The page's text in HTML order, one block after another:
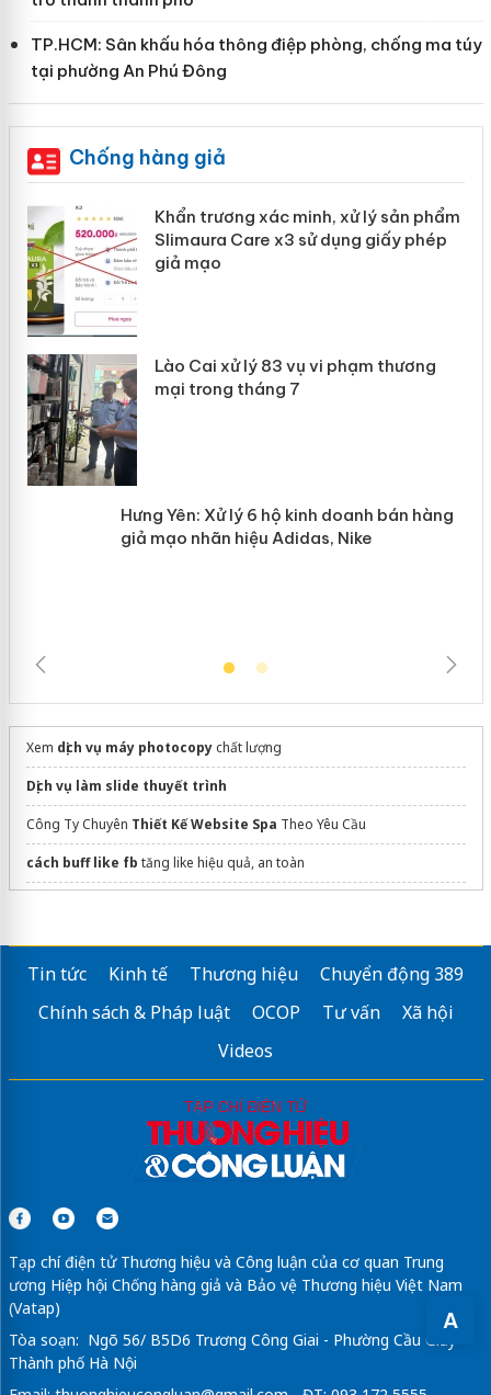
A
TP.HCM: Sân khấu hóa thông điệp phòng, chống ma túy
tại phường An Phú Đông
Chống hàng giả
Khẩn trương xác minh, xử lý sản phẩm
Slimaura Care x3 sử dụng giấy phép
giả mạo
Lào Cai xử lý 83 vụ vi phạm thương
mại trong tháng 7
Hưng Yên: Xử lý 6 hộ kinh doanh bán
hàng giả mạo nhãn hiệu Adidas, Nike
Xem dịch vụ máy photocopychất lượng
Dịch vụ làm slide thuyết trình
Công Ty Chuyên Thiết Kế Website Spa Theo Yêu Cầu
cách buff like fb tăng like hiệu quả, an toàn
Sửa máy rửa bát bosch
Tin tức Kinh tế Thương hiệu
Chuyển động 389
Chính sách & Pháp luật
OCOP Tư vấn
Xã hội
Videos
Tạp chí điện tử Thương hiệu và Công luận của cơ quan Trung
ương Hiệp hội Chống hàng giả và Bảo vệ Thương hiệu Việt Nam
(Vatap)
Tòa soạn: Ngõ 56/ B5D6 Trương Công Giai - Phường Cầu Giấy -
Thành phố Hà Nội